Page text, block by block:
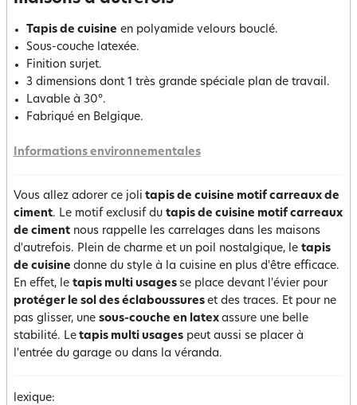
Tapis de cuisine en polyamide velours bouclé.
Sous-couche latexée.
Finition surjet.
3 dimensions dont 1 très grande spéciale plan de travail.
Lavable à 30°.
Fabriqué en Belgique.
Informations environnementales
Vous allez adorer ce joli tapis de cuisine motif carreaux de
ciment. Le motif exclusif du tapis de cuisine motif carreaux
de ciment nous rappelle les carrelages dans les maisons
d'autrefois. Plein de charme et un poil nostalgique, le tapis
de cuisine donne du style à la cuisine en plus d'être efficace.
En effet, le tapis multi usages se place devant l'évier pour
protéger le sol des éclaboussures et des traces. Et pour ne
pas glisser, une sous-couche en latex assure une belle
stabilité. Le tapis multi usages peut aussi se placer à
l'entrée du garage ou dans la véranda.
lexique: